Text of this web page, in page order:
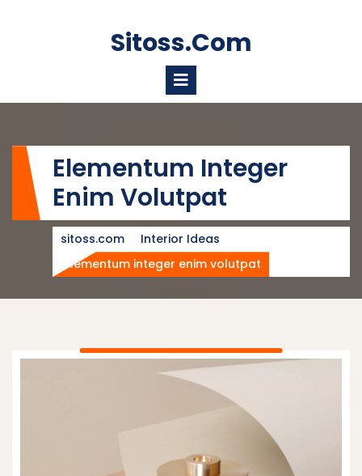
Sitoss.com
Open
Elementum Integer
Enim Volutpat
sitoss.com
Interior Ideas
Elementum integer enim volutpat